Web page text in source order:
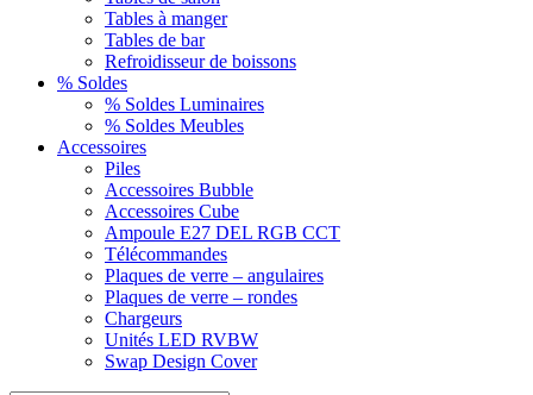
Tables à manger
Tables de bar
Refroidisseur de boissons
% Soldes
% Soldes Luminaires
% Soldes Meubles
Accessoires
Piles
Accessoires Bubble
Accessoires Cube
Ampoule E27 DEL RGB CCT
Télécommandes
Plaques de verre – angulaires
Plaques de verre – rondes
Chargeurs
Unités LED RVBW
Swap Design Cover